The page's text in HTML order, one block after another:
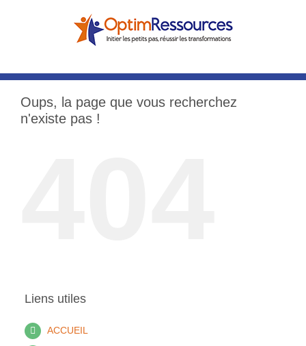
Oups, la page que vous recherchez
n'existe pas !
Liens utiles
ACCUEIL